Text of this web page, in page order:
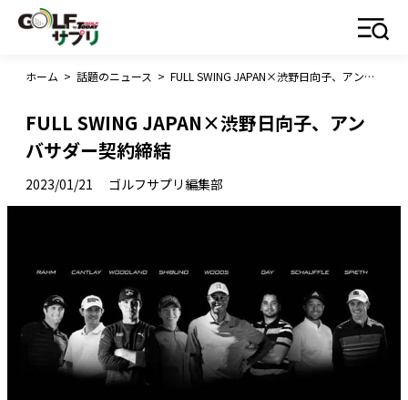
ホーム > 話題のニュース > FULL SWING JAPAN×渋野日向子、アンバサダー契約締結
FULL SWING JAPAN×渋野日向子、アン
バサダー契約締結
2023/01/21 ゴルフサプリ編集部